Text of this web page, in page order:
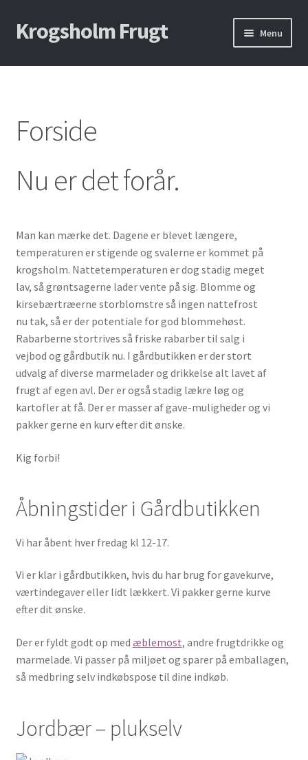
Spring
til
Spring
til
Krogs​holm Frugt Menu
Forside – Marmelade og Most
Forside
Nu er det forår.
Man kan mærke det. Dagene er blevet længere,
temperaturen er stigende og svalerne er kommet på
krogsholm. Nattetemperaturen er dog stadig meget
lav, så grøntsagerne lader vente på sig. Blomme og
kirsebærtræerne storblomstre så ingen nattefrost
nu tak, så er der potentiale for god blommehøst.
Rabarberne stortrives så friske rabarber til salg i
vejbod og gårdbutik nu. I gårdbutikken er der stort
udvalg af diverse marmelader og drikkelse alt lavet af
frugt af egen avl. Der er også stadig lækre løg og
kartofler at få. Der er masser af gave-muligheder og vi
pakker gerne en kurv efter dit ønske.
Kig forbi!
Åbningstider i Gårdbutikken
Vi har åbent hver fredag kl 12-17.
Vi er klar i gårdbutikken, hvis du har brug for gavekurve,
værtindegaver eller lidt lækkert. Vi pakker gerne kurve
efter dit ønske.
Der er fyldt godt op med æblemost, andre frugtdrikke og
marmelade. Vi passer på miljøet og sparer på emballagen,
så medbring selv indkøbspose til dine indkøb.
Jordbær – plukselv